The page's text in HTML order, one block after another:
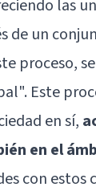
las
de un
proceso,
Este
en sí,
en el
con estos